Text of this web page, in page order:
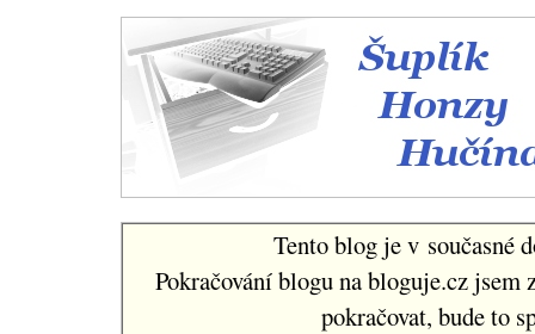
Tento blog je v současné
Pokračování blogu na bloguje.cz jsem
pokračovat, bude to